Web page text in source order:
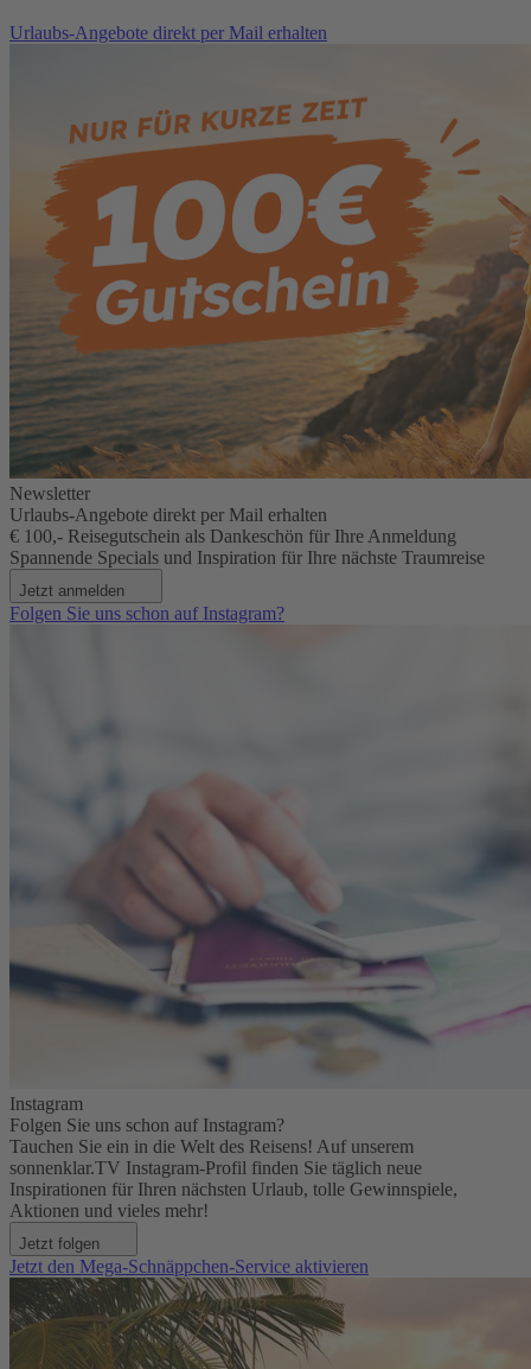
Urlaubs-Angebote direkt per Mail erhalten
Newsletter
Urlaubs-Angebote direkt per Mail erhalten
€ 100,- Reisegutschein als Dankeschön für Ihre Anmeldung
Spannende Specials und Inspiration für Ihre nächste Traumreise
Jetzt anmelden
Folgen Sie uns schon auf Instagram?
Instagram
Folgen Sie uns schon auf Instagram?
Tauchen Sie ein in die Welt des Reisens! Auf unserem
sonnenklar.TV Instagram-Profil finden Sie täglich neue
Inspirationen für Ihren nächsten Urlaub, tolle Gewinnspiele,
Aktionen und vieles mehr!
Jetzt folgen
Jetzt den Mega-Schnäppchen-Service aktivieren